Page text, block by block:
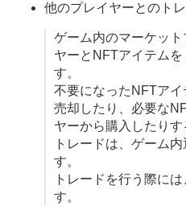
他のプレイヤーとのト
ゲーム内のマーケッ
ヤーとNFTアイテム
す。
不要になったNFTア
売却したり、必要な
ヤーから購入したりす
トレードは、ゲーム
す。
トレードを行う際に
す。